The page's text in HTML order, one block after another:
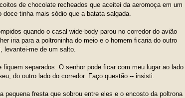
de chocolate recheados que aceitei da aeromoça em um
tinha mais sódio que a batata salgada.
quando o casal wide-body parou no corredor do avião
iria para a poltroninha do meio e o homem ficaria do outro
levantei-me de um salto.
separados. O senhor pode ficar com meu lugar ao lado
do outro lado do corredor. Faço questão -- insisti.
pequena fresta que sobrou entre eles e o encosto da poltrona